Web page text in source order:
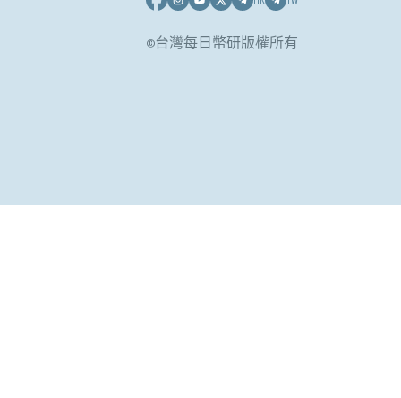
©台灣每日幣研版權所有